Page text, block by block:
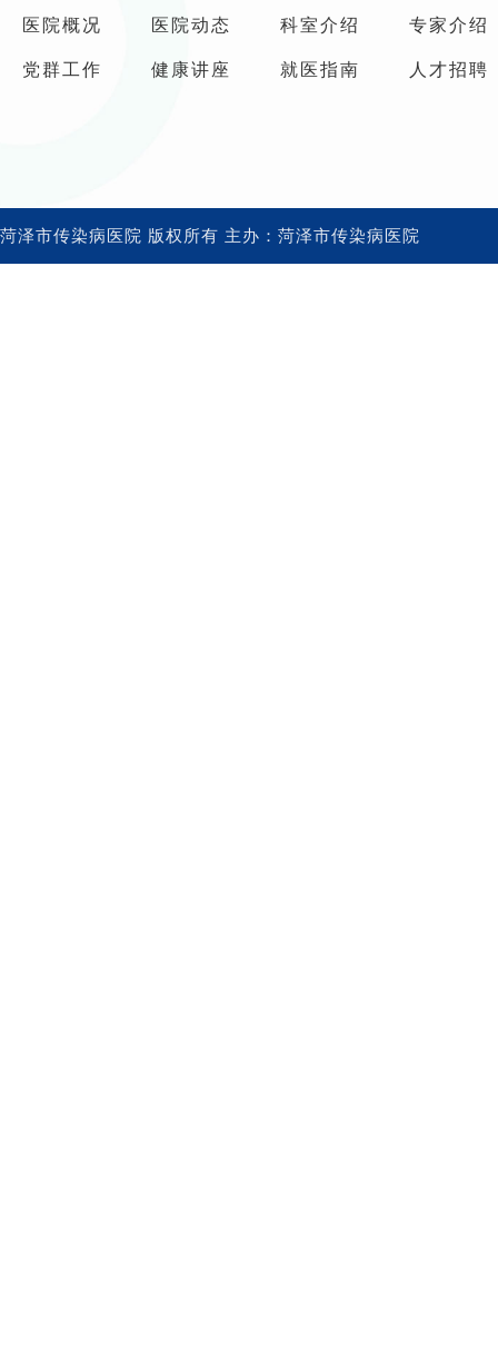
医院概况 医院动态 科室介绍 专家介绍
党群工作 健康讲座 就医指南 人才招聘
菏泽市传染病医院 版权所有 主办：菏泽市传染病医院